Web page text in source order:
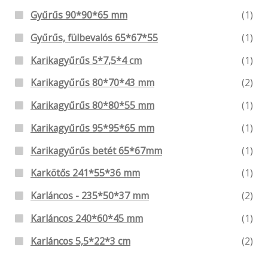
Gyűrűs 90*90*65 mm
(1)
Gyűrűs, fülbevalós 65*67*55
(1)
Karikagyűrűs 5*7,5*4 cm
(1)
Karikagyűrűs 80*70*43 mm
(2)
Karikagyűrűs 80*80*55 mm
(1)
Karikagyűrűs 95*95*65 mm
(1)
Karikagyűrűs betét 65*67mm
(1)
Karkötős 241*55*36 mm
(1)
Karláncos - 235*50*37 mm
(2)
Karláncos 240*60*45 mm
(1)
Karláncos 5,5*22*3 cm
(2)